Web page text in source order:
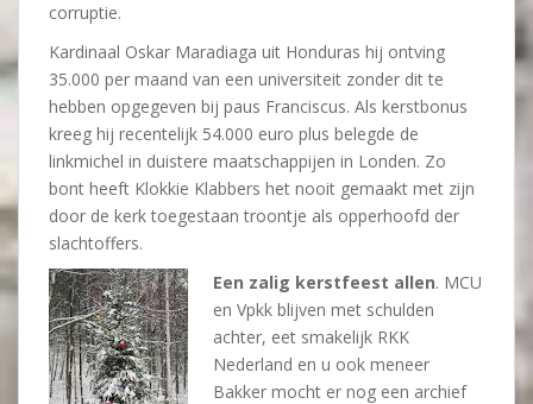
corruptie.
Kardinaal Oskar Maradiaga uit Honduras hij ontving
35.000 per maand van een universiteit zonder dit te
hebben opgegeven bij paus Franciscus. Als kerstbonus
kreeg hij recentelijk 54.000 euro plus belegde de
linkmichel in duistere maatschappijen in Londen. Zo
bont heeft Klokkie Klabbers het nooit gemaakt met zijn
door de kerk toegestaan troontje als opperhoofd der
slachtoffers.
Een zalig kerstfeest allen. MCU
en Vpkk blijven met schulden
achter, eet smakelijk RKK
Nederland en u ook meneer
Bakker mocht er nog een archief